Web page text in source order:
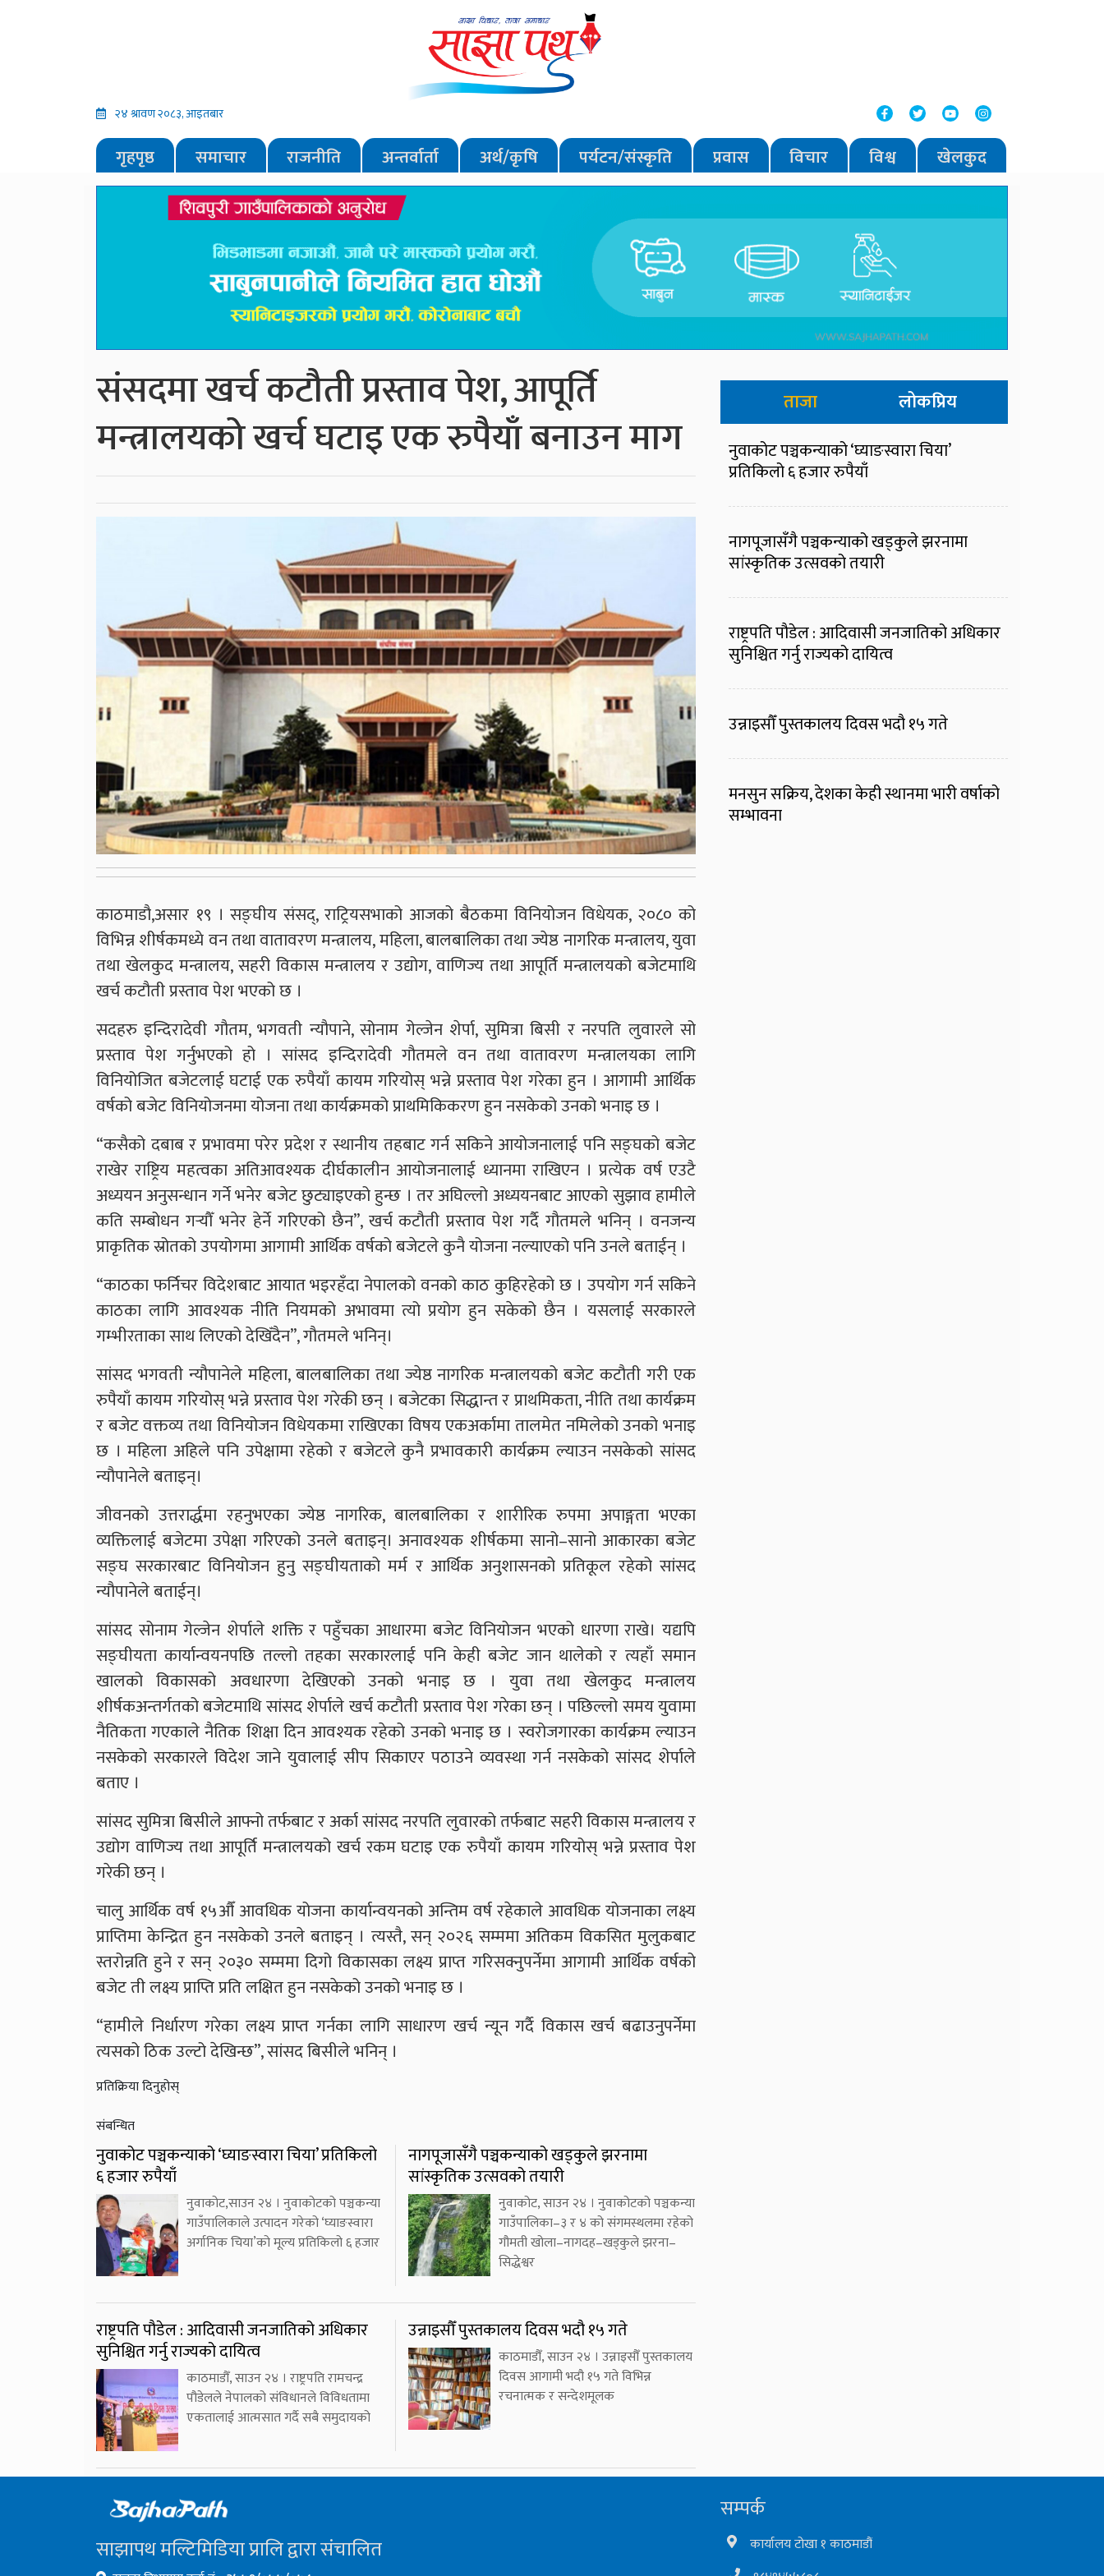
२४ श्रावण २०८३, आइतबार
गृहपृष्ठ समाचार राजनीति अन्तर्वार्ता अर्थ/कृषि पर्यटन/संस्कृति प्रवास विचार विश्व खेलकुद
संसदमा खर्च कटौती प्रस्ताव पेश, आपूर्ति
मन्त्रालयको खर्च घटाइ एक रुपैयाँ बनाउन माग
काठमाडौ,असार १९ । सङ्घीय संसद्, राट्रियसभाको आजको बैठकमा विनियोजन विधेयक, २०८० को
विभिन्न शीर्षकमध्ये वन तथा वातावरण मन्त्रालय, महिला, बालबालिका तथा ज्येष्ठ नागरिक मन्त्रालय, युवा
तथा खेलकुद मन्त्रालय, सहरी विकास मन्त्रालय र उद्योग, वाणिज्य तथा आपूर्ति मन्त्रालयको बजेटमाथि
खर्च कटौती प्रस्ताव पेश भएको छ ।
सदहरु इन्दिरादेवी गौतम, भगवती न्यौपाने, सोनाम गेल्जेन शेर्पा, सुमित्रा बिसी र नरपति लुवारले सो
प्रस्ताव पेश गर्नुभएको हो । सांसद इन्दिरादेवी गौतमले वन तथा वातावरण मन्त्रालयका लागि
विनियोजित बजेटलाई घटाई एक रुपैयाँ कायम गरियोस् भन्ने प्रस्ताव पेश गरेका हुन । आगामी आर्थिक
वर्षको बजेट विनियोजनमा योजना तथा कार्यक्रमको प्राथमिकिकरण हुन नसकेको उनको भनाइ छ ।
“कसैको दबाब र प्रभावमा परेर प्रदेश र स्थानीय तहबाट गर्न सकिने आयोजनालाई पनि सङ्घको बजेट
राखेर राष्ट्रिय महत्वका अतिआवश्यक दीर्घकालीन आयोजनालाई ध्यानमा राखिएन । प्रत्येक वर्ष एउटै
अध्ययन अनुसन्धान गर्ने भनेर बजेट छुट्याइएको हुन्छ । तर अघिल्लो अध्ययनबाट आएको सुझाव हामीले
कति सम्बोधन गर्‍यौँ भनेर हेर्ने गरिएको छैन”, खर्च कटौती प्रस्ताव पेश गर्दै गौतमले भनिन् । वनजन्य
प्राकृतिक स्रोतको उपयोगमा आगामी आर्थिक वर्षको बजेटले कुनै योजना नल्याएको पनि उनले बताईन् ।
“काठका फर्निचर विदेशबाट आयात भइरहँदा नेपालको वनको काठ कुहिरहेको छ । उपयोग गर्न सकिने
काठका लागि आवश्यक नीति नियमको अभावमा त्यो प्रयोग हुन सकेको छैन । यसलाई सरकारले
गम्भीरताका साथ लिएको देखिँदैन”, गौतमले भनिन्।
सांसद भगवती न्यौपानेले महिला, बालबालिका तथा ज्येष्ठ नागरिक मन्त्रालयको बजेट कटौती गरी एक
रुपैयाँ कायम गरियोस् भन्ने प्रस्ताव पेश गरेकी छन् । बजेटका सिद्धान्त र प्राथमिकता, नीति तथा कार्यक्रम
र बजेट वक्तव्य तथा विनियोजन विधेयकमा राखिएका विषय एकअर्कामा तालमेत नमिलेको उनको भनाइ
छ । महिला अहिले पनि उपेक्षामा रहेको र बजेटले कुनै प्रभावकारी कार्यक्रम ल्याउन नसकेको सांसद
न्यौपानेले बताइन्।
जीवनको उत्तरार्द्धमा रहनुभएका ज्येष्ठ नागरिक, बालबालिका र शारीरिक रुपमा अपाङ्गता भएका
व्यक्तिलाई बजेटमा उपेक्षा गरिएको उनले बताइन्। अनावश्यक शीर्षकमा सानो–सानो आकारका बजेट
सङ्घ सरकारबाट विनियोजन हुनु सङ्घीयताको मर्म र आर्थिक अनुशासनको प्रतिकूल रहेको सांसद
न्यौपानेले बताईन्।
सांसद सोनाम गेल्जेन शेर्पाले शक्ति र पहुँचका आधारमा बजेट विनियोजन भएको धारणा राखे। यद्यपि
सङ्घीयता कार्यान्वयनपछि तल्लो तहका सरकारलाई पनि केही बजेट जान थालेको र त्यहाँ समान
खालको विकासको अवधारणा देखिएको उनको भनाइ छ । युवा तथा खेलकुद मन्त्रालय
शीर्षकअन्तर्गतको बजेटमाथि सांसद शेर्पाले खर्च कटौती प्रस्ताव पेश गरेका छन् । पछिल्लो समय युवामा
नैतिकता गएकाले नैतिक शिक्षा दिन आवश्यक रहेको उनको भनाइ छ । स्वरोजगारका कार्यक्रम ल्याउन
नसकेको सरकारले विदेश जाने युवालाई सीप सिकाएर पठाउने व्यवस्था गर्न नसकेको सांसद शेर्पाले
बताए ।
सांसद सुमित्रा बिसीले आफ्नो तर्फबाट र अर्का सांसद नरपति लुवारको तर्फबाट सहरी विकास मन्त्रालय र
उद्योग वाणिज्य तथा आपूर्ति मन्त्रालयको खर्च रकम घटाइ एक रुपैयाँ कायम गरियोस् भन्ने प्रस्ताव पेश
गरेकी छन् ।
चालु आर्थिक वर्ष १५औँ आवधिक योजना कार्यान्वयनको अन्तिम वर्ष रहेकाले आवधिक योजनाका लक्ष्य
प्राप्तिमा केन्द्रित हुन नसकेको उनले बताइन् । त्यस्तै, सन् २०२६ सम्ममा अतिकम विकसित मुलुकबाट
स्तरोन्नति हुने र सन् २०३० सम्ममा दिगो विकासका लक्ष्य प्राप्त गरिसक्नुपर्नेमा आगामी आर्थिक वर्षको
बजेट ती लक्ष्य प्राप्ति प्रति लक्षित हुन नसकेको उनको भनाइ छ ।
“हामीले निर्धारण गरेका लक्ष्य प्राप्त गर्नका लागि साधारण खर्च न्यून गर्दै विकास खर्च बढाउनुपर्नेमा
त्यसको ठिक उल्टो देखिन्छ”, सांसद बिसीले भनिन् ।
प्रतिक्रिया दिनुहोस्
संबन्धित
नुवाकोट पञ्चकन्याको ‘घ्याङस्वारा चिया’ प्रतिकिलो
६ हजार रुपैयाँ
नुवाकोट,साउन २४ । नुवाकोटको पञ्चकन्या
गाउँपालिकाले उत्पादन गरेको ‘घ्याङस्वारा
अर्गानिक चिया’को मूल्य प्रतिकिलो ६ हजार
नागपूजासँगै पञ्चकन्याको खड्कुले झरनामा
सांस्कृतिक उत्सवको तयारी
नुवाकोट, साउन २४ । नुवाकोटको पञ्चकन्या
गाउँपालिका–३ र ४ को संगमस्थलमा रहेको
गौमती खोला–नागदह–खड्कुले झरना–
सिद्धेश्वर
राष्ट्रपति पौडेल : आदिवासी जनजातिको अधिकार
सुनिश्चित गर्नु राज्यको दायित्व
काठमाडौँ, साउन २४ । राष्ट्रपति रामचन्द्र
पौडेलले नेपालको संविधानले विविधतामा
एकतालाई आत्मसात गर्दै सबै समुदायको
उन्नाइसौँ पुस्तकालय दिवस भदौ १५ गते
काठमाडौँ, साउन २४ । उन्नाइसौँ पुस्तकालय
दिवस आगामी भदौ १५ गते विभिन्न
रचनात्मक र सन्देशमूलक
ताजा लोकप्रिय
नुवाकोट पञ्चकन्याको ‘घ्याङस्वारा चिया’
प्रतिकिलो ६ हजार रुपैयाँ
नागपूजासँगै पञ्चकन्याको खड्कुले झरनामा
सांस्कृतिक उत्सवको तयारी
राष्ट्रपति पौडेल : आदिवासी जनजातिको अधिकार
सुनिश्चित गर्नु राज्यको दायित्व
उन्नाइसौँ पुस्तकालय दिवस भदौ १५ गते
मनसुन सक्रिय, देशका केही स्थानमा भारी वर्षाको
सम्भावना
साझापथ मल्टिमिडिया प्रालि द्वारा संचालित
सम्पर्क
कार्यालय टोखा १ काठमाडौं